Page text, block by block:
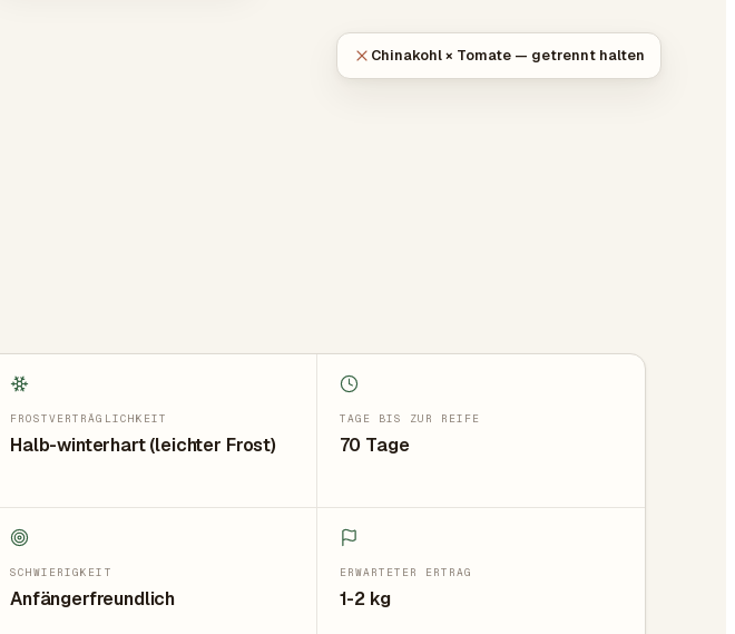
Chinakohl × Tomate — getrennt halten
FROSTVERTRÄGLICHKEIT
Halb-winterhart (leichter Frost)
TAGE BIS ZUR REIFE
70 Tage
SCHWIERIGKEIT
Anfängerfreundlich
ERWARTETER ERTRAG
1-2 kg